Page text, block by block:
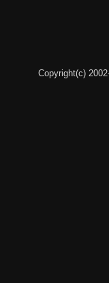
Copyright(c)